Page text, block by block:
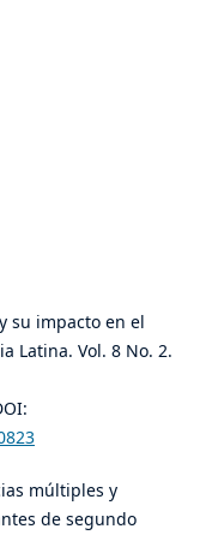
su impacto en el
Latina. Vol. 8 No. 2.
múltiples y
de segundo